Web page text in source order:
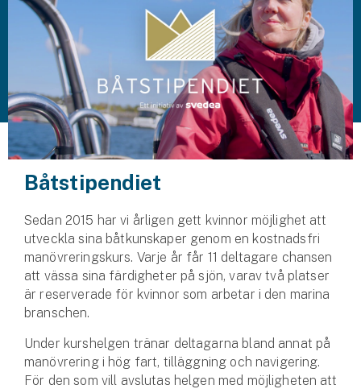
Motorcykel
Mc-försäkring
Märkesförsäkringar
Båt
Båtförsäkring
Märkesförsäkringar
Vattenskoterförsäkring
Sportfiskarna
Djur
Jakthundsförsäkring
Båtstipendiet
Sedan 2015 har vi årligen gett kvinnor möjlighet att
utveckla sina båtkunskaper genom en kostnadsfri
manövreringskurs. Varje år får 11 deltagare chansen
att vässa sina färdigheter på sjön, varav två platser
är reserverade för kvinnor som arbetar i den marina
branschen.
Under kurshelgen tränar deltagarna bland annat på
manövrering i hög fart, tilläggning och navigering.
För den som vill avslutas helgen med möjligheten att